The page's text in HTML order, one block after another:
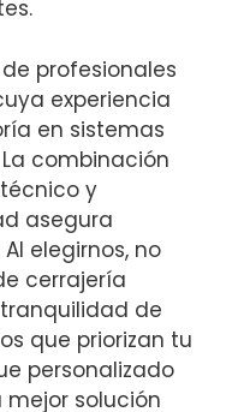
profesionales
experiencia
en sistemas
combinación
y
asegura
elegirnos, no
cerrajería
de
que priorizan tu
personalizado
solución